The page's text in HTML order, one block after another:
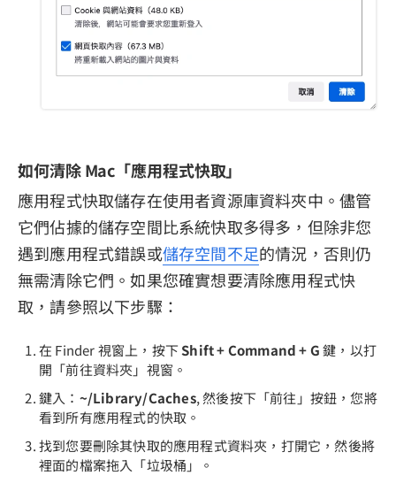
如何清除 Mac「應用程式快取」
應用程式快取儲存在使用者資源庫資料夾中。儘管
它們佔據的儲存空間比系統快取多得多，但除非您
遇到應用程式錯誤或儲存空間不足的情況，否則仍
無需清除它們。如果您確實想要清除應用程式快
取，請參照以下步驟：
在 Finder 視窗上，按下Shift + Command + G鍵，以打
開「前往資料夾」視窗。
鍵入： ~/Library/Caches, 然後按下「前往」按鈕，您將
看到所有應用程式的快取。
找到您要刪除其快取的應用程式資料夾，打開它，然後將
裡面的檔案拖入「垃圾桶」。